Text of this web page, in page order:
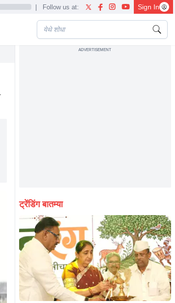
| Follow us at: Sign In
ADVERTISEMENT
ट्रेंडिंग बातम्या